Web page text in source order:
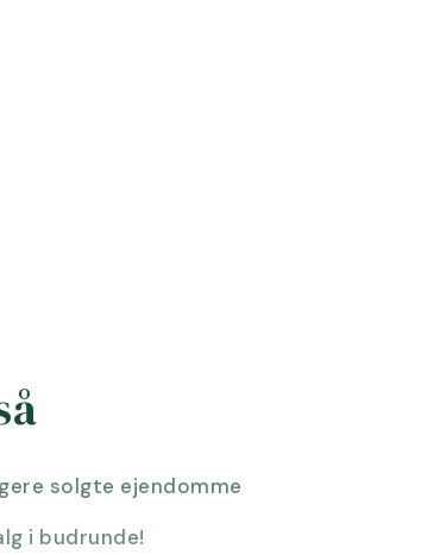
solgte ejendomme
i budrunde!